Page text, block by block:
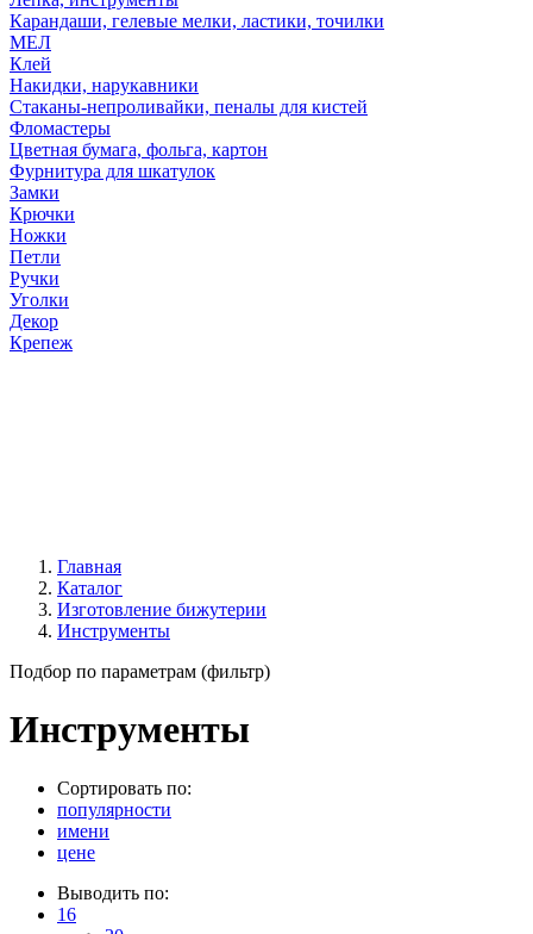
Карандаши, гелевые мелки, ластики, точилки
МЕЛ
Клей
Накидки, нарукавники
Стаканы-непроливайки, пеналы для кистей
Фломастеры
Цветная бумага, фольга, картон
Фурнитура для шкатулок
Замки
Крючки
Ножки
Петли
Ручки
Уголки
Декор
Крепеж
Главная
Каталог
Изготовление бижутерии
Инструменты
Подбор по параметрам (фильтр)
Инструменты
Сортировать по:
популярности
имени
цене
Выводить по:
16